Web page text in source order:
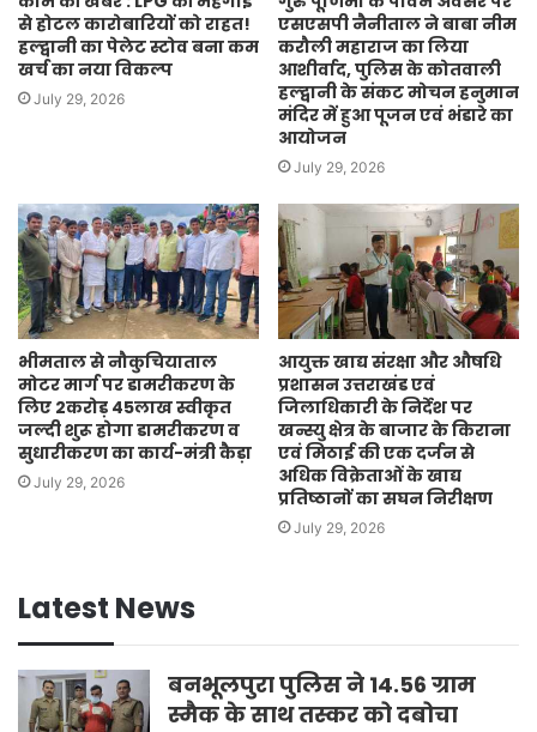
से होटल कारोबारियों को राहत!
हल्द्वानी का पेलेट स्टोव बना कम
खर्च का नया विकल्प
July 29, 2026
एसएसपी नैनीताल ने बाबा नीम
करौली महाराज का लिया
आशीर्वाद, पुलिस के कोतवाली
हल्द्वानी के संकट मोचन हनुमान
मंदिर में हुआ पूजन एवं भंडारे का
आयोजन
July 29, 2026
भीमताल से नौकुचियाताल
मोटर मार्ग पर डामरीकरण के
लिए 2करोड़ 45लाख स्वीकृत
जल्दी शुरू होगा डामरीकरण व
सुधारीकरण का कार्य-मंत्री कैड़ा
July 29, 2026
आयुक्त खाद्य संरक्षा और औषधि
प्रशासन उत्तराखंड एवं
जिलाधिकारी के निर्देश पर
खन्स्यु क्षेत्र के बाजार के किराना
एवं मिठाई की एक दर्जन से
अधिक विक्रेताओं के खाद्य
प्रतिष्ठानों का सघन निरीक्षण
July 29, 2026
Latest News
बनभूलपुरा पुलिस ने 14.56 ग्राम
स्मैक के साथ तस्कर को दबोचा